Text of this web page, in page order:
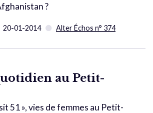
?
20-01-2014 Alter Échos n° 374
au Petit-
51 », vies de femmes au Petit-